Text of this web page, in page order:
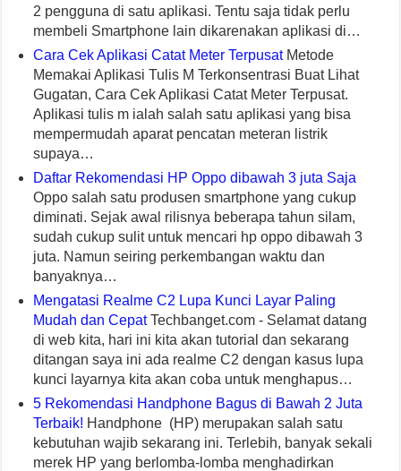
2 pengguna di satu aplikasi. Tentu saja tidak perlu
membeli Smartphone lain dikarenakan aplikasi di…
Cara Cek Aplikasi Catat Meter TerpusatMetode
Memakai Aplikasi Tulis M Terkonsentrasi Buat Lihat
Gugatan, Cara Cek Aplikasi Catat Meter Terpusat.
Aplikasi tulis m ialah salah satu aplikasi yang bisa
mempermudah aparat pencatan meteran listrik
supaya…
Daftar Rekomendasi HP Oppo dibawah 3 juta Saja
Oppo salah satu produsen smartphone yang cukup
diminati. Sejak awal rilisnya beberapa tahun silam,
sudah cukup sulit untuk mencari hp oppo dibawah 3
juta. Namun seiring perkembangan waktu dan
banyaknya…
Mengatasi Realme C2 Lupa Kunci Layar Paling
Mudah dan CepatTechbanget.com - Selamat datang
di web kita, hari ini kita akan tutorial dan sekarang
ditangan saya ini ada realme C2 dengan kasus lupa
kunci layarnya kita akan coba untuk menghapus…
5 Rekomendasi Handphone Bagus di Bawah 2 Juta
Terbaik! Handphone (HP) merupakan salah satu
kebutuhan wajib sekarang ini. Terlebih, banyak sekali
merek HP yang berlomba-lomba menghadirkan